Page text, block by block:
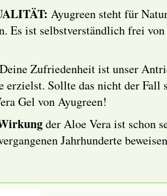
Ayugreen steht für
Es ist selbstverständlich frei
Deine Zufriedenheit ist unser
erzielst. Sollte das nicht der
Gel von Ayugreen!
der Aloe Vera ist schon
Jahrhunderte